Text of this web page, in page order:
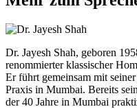
Dr. Jayesh Shah, geboren
renommierter klassischer
Er führt gemeinsam mit
Praxis in Mumbai. Bereits
der 40 Jahre in Mumbai